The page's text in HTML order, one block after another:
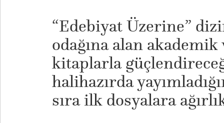
“Edebiyat Üzerine”
odağına alan akademik
kitaplarla
halihazırda
sıra ilk dosyalara